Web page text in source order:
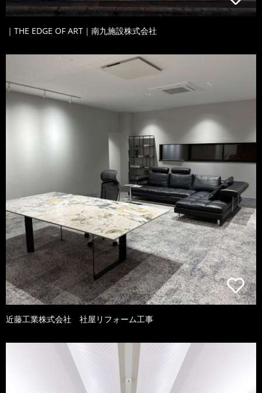
｜THE EDGE OF ART｜南九施設株式会社
近藤工業株式会社 社屋リフォーム工事